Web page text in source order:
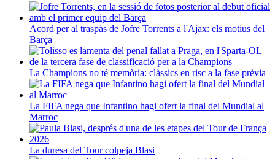
Acord per al traspàs de Jofre Torrents a l'Ajax: els motius del
Barça
La Champions no té memòria: clàssics en risc a la fase prèvia
La FIFA nega que Infantino hagi ofert la final del Mundial al
Marroc
La duresa del Tour colpeja Blasi